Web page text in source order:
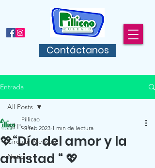
Contáctanos
Entrada
All Posts
Circular Mensual
Noticias
All Posts
💖“Día del amor y la
amistad “ 💖
Pillicao
15 feb 2023 1 min de lectura